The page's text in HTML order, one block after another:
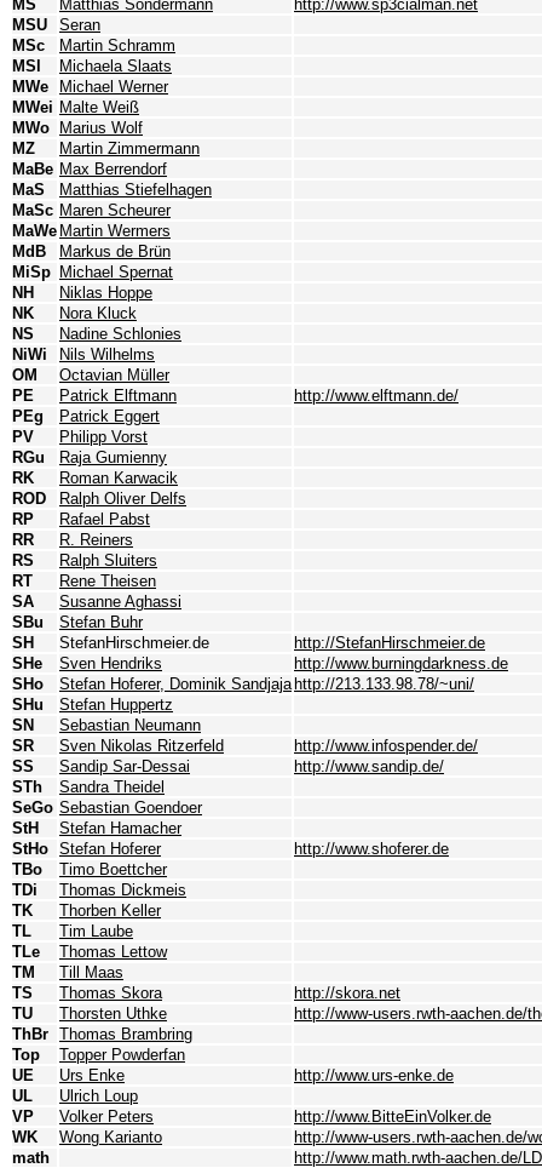
MS
Matthias Sondermann
http://www.sp3cialman.net
MSU
Seran
MSc
Martin Schramm
MSl
Michaela Slaats
MWe
Michael Werner
MWei Malte Weiß
MWo Marius Wolf
MZ
Martin Zimmermann
MaBe Max Berrendorf
MaS
Matthias Stiefelhagen
MaSc Maren Scheurer
MaWe Martin Wermers
MdB
Markus de Brün
MiSp Michael Spernat
NH
Niklas Hoppe
NK
Nora Kluck
NS
Nadine Schlonies
NiWi
Nils Wilhelms
OM
Octavian Müller
PE
Patrick Elftmann
http://www.elftmann.de/
PEg
Patrick Eggert
PV
Philipp Vorst
RGu
Raja Gumienny
RK
Roman Karwacik
ROD
Ralph Oliver Delfs
RP
Rafael Pabst
RR
R. Reiners
RS
Ralph Sluiters
RT
Rene Theisen
SA
Susanne Aghassi
SBu
Stefan Buhr
SH
StefanHirschmeier.de
http://StefanHirschmeier.de
SHe
Sven Hendriks
http://www.burningdarkness.de
SHo
Stefan Hoferer, Dominik Sandjaja http://213.133.98.78/~uni/
SHu
Stefan Huppertz
SN
Sebastian Neumann
SR
Sven Nikolas Ritzerfeld
http://www.infospender.de/
SS
Sandip Sar-Dessai
http://www.sandip.de/
STh
Sandra Theidel
SeGo Sebastian Goendoer
StH
Stefan Hamacher
StHo Stefan Hoferer
http://www.shoferer.de
TBo
Timo Boettcher
TDi
Thomas Dickmeis
TK
Thorben Keller
TL
Tim Laube
TLe
Thomas Lettow
TM
Till Maas
TS
Thomas Skora
http://skora.net
TU
Thorsten Uthke
http://www-users.rwth-aachen.de/
ThBr Thomas Brambring
Top
Topper Powderfan
UE
Urs Enke
http://www.urs-enke.de
UL
Ulrich Loup
VP
Volker Peters
http://www.BitteEinVolker.de
WK
Wong Karianto
http://www-users.rwth-aachen.de/
math
http://www.math.rwth-aachen.de/